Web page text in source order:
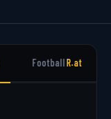
FootballR.at